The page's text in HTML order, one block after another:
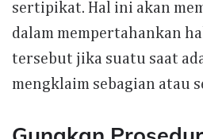
sertipikat. Hal ini akan
dalam mempertahankan
tersebut jika suatu saat
mengklaim sebagian atau